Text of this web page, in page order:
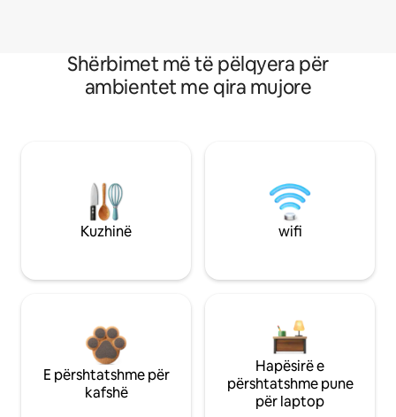
Shërbimet më të pëlqyera për
ambientet me qira mujore
Kuzhinë wifi
E përshtatshme për
kafshë
Hapësirë e
përshtatshme pune
për laptop